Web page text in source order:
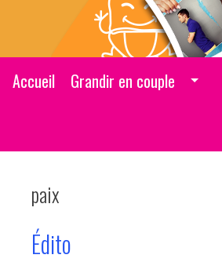
Accueil Grandir en couple
paix
Édito